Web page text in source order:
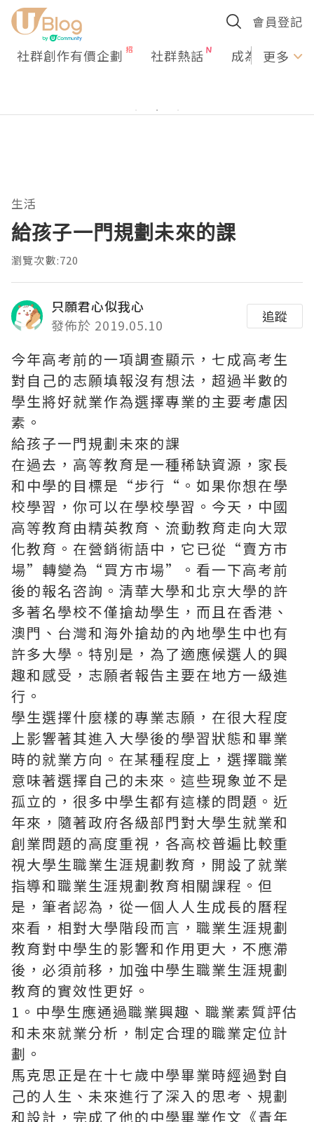
會員登記
社群創作有價企劃 社群熱話 成為U更多
生活
給孩子一門規劃未來的課
瀏覽次數:720
只願君心似我心
發佈於 2019.05.10
追蹤
今年高考前的一項調查顯示，七成高考生
對自己的志願填報沒有想法，超過半數的
學生將好就業作為選擇專業的主要考慮因
素。
給孩子一門規劃未來的課
在過去，高等教育是一種稀缺資源，家長
和中學的目標是“步行“。如果你想在學
校學習，你可以在學校學習。今天，中國
高等教育由精英教育、流動教育走向大眾
化教育。在營銷術語中，它已從“賣方市
場”轉變為“買方市場”。看一下高考前
後的報名咨詢。清華大學和北京大學的許
多著名學校不僅搶劫學生，而且在香港、
澳門、台灣和海外搶劫的內地學生中也有
許多大學。特別是，為了適應候選人的興
趣和感受，志願者報告主要在地方一級進
行。
學生選擇什麼樣的專業志願，在很大程度
上影響著其進入大學後的學習狀態和畢業
時的就業方向。在某種程度上，選擇職業
意味著選擇自己的未來。這些現象並不是
孤立的，很多中學生都有這樣的問題。近
年來，隨著政府各級部門對大學生就業和
創業問題的高度重視，各高校普遍比較重
視大學生職業生涯規劃教育，開設了就業
指導和職業生涯規劃教育相關課程。但
是，筆者認為，從一個人人生成長的曆程
來看，相對大學階段而言，職業生涯規劃
教育對中學生的影響和作用更大，不應滯
後，必須前移，加強中學生職業生涯規劃
教育的實效性更好。
1。中學生應通過職業興趣、職業素質評估
和未來就業分析，制定合理的職業定位計
劃。
馬克思正是在十七歲中學畢業時經過對自
己的人生、未來進行了深入的思考、規劃
和設計，完成了他的中學畢業作文《青年